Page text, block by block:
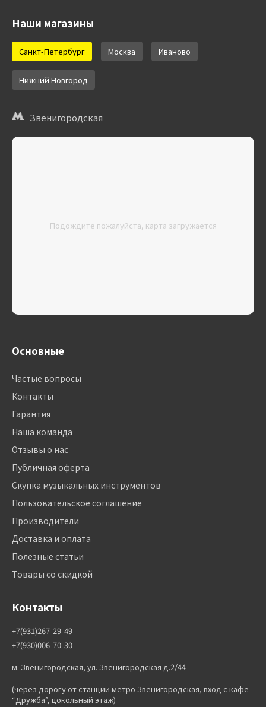
Наши магазины
Санкт-Петербург Москва Иваново
Нижний Новгород
Звенигородская
Подождите пожалуйста, карта загружается
Основные
Частые вопросы
Контакты
Гарантия
Наша команда
Отзывы о нас
Публичная оферта
Скупка музыкальных инструментов
Пользовательское соглашение
Производители
Доставка и оплата
Полезные статьи
Товары со скидкой
Контакты
+7(931)267-29-49
+7(930)006-70-30
м. Звенигородская, ул. Звенигородская д.2/44
(через дорогу от станции метро Звенигородская, вход с кафе
“Дружба”, цокольный этаж)